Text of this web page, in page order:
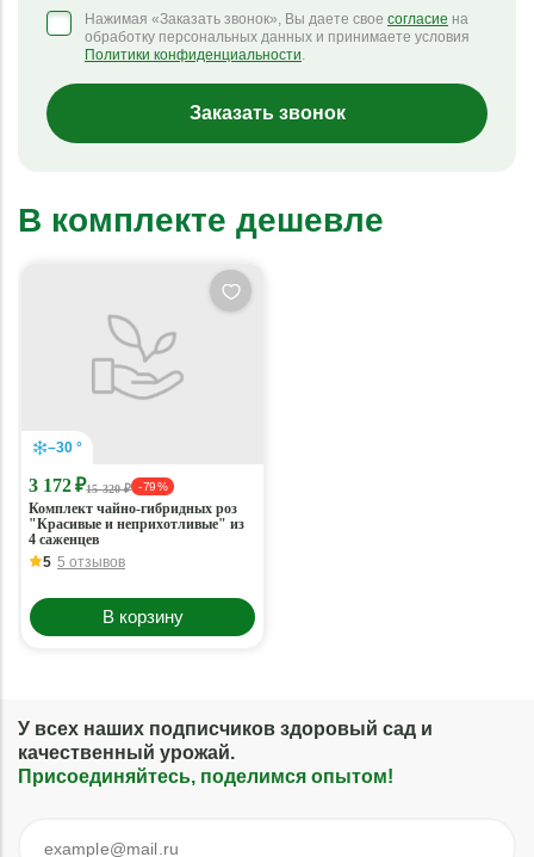
Нажимая «Заказать звонок», Вы даете свое согласие на
обработку персональных данных и принимаете условия
Политики конфиденциальности.
Заказать звонок
В комплекте дешевле
–30 °
3 172 ₽15 320 ₽ - 79 %
Комплект чайно-гибридных роз
"Красивые и неприхотливые" из
4 саженцев
5 5 отзывов
В корзину
У всех наших подписчиков здоровый сад и
качественный урожай.
Присоединяйтесь, поделимся опытом!